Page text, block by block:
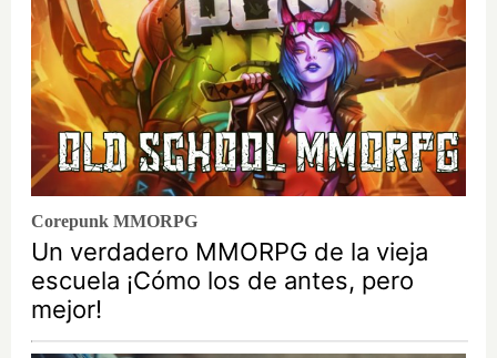
Corepunk MMORPG
Un verdadero MMORPG de la vieja
escuela ¡Cómo los de antes, pero
mejor!